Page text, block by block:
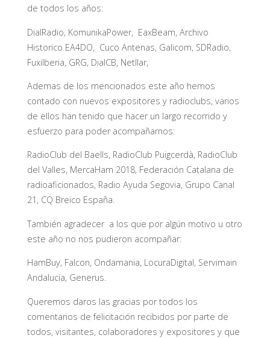
de todos los años:
DialRadio, KomunikaPower, EaxBeam, Archivo
Historico EA4DO, Cuco Antenas, Galicom, SDRadio,
FuxiIberia, GRG, DialCB, Netllar,
Ademas de los mencionados este año hemos
contado con nuevos expositores y radioclubs, varios
de ellos han tenido que hacer un largo recorrido y
esfuerzo para poder acompañarnos:
RadioClub del Baells, RadioClub Puigcerdà, RadioClub
del Valles, MercaHam 2018, Federación Catalana de
radioaficionados, Radio Ayuda Segovia, Grupo Canal
21, CQ Breico España.
También agradecer a los que por algún motivo u otro
este año no nos pudieron acompañar:
HamBuy, Falcon, Ondamania, LocuraDigital, Servimain
Andalucia, Generus.
Queremos daros las gracias por todos los
comentarios de felicitación recibidos por parte de
todos, visitantes, colaboradores y expositores y que